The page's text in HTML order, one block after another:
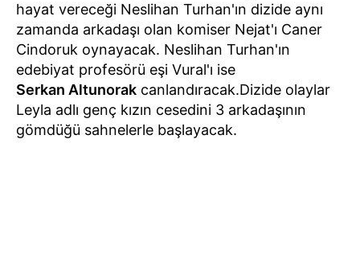
hayat vereceği Neslihan Turhan'ın dizide aynı
zamanda arkadaşı olan komiser Nejat'ı Caner
Cindoruk oynayacak. Neslihan Turhan'ın
edebiyat profesörü eşi Vural'ı ise
Serkan Altunorak canlandıracak.Dizide olaylar
Leyla adlı genç kızın cesedini 3 arkadaşının
gömdüğü sahnelerle başlayacak.